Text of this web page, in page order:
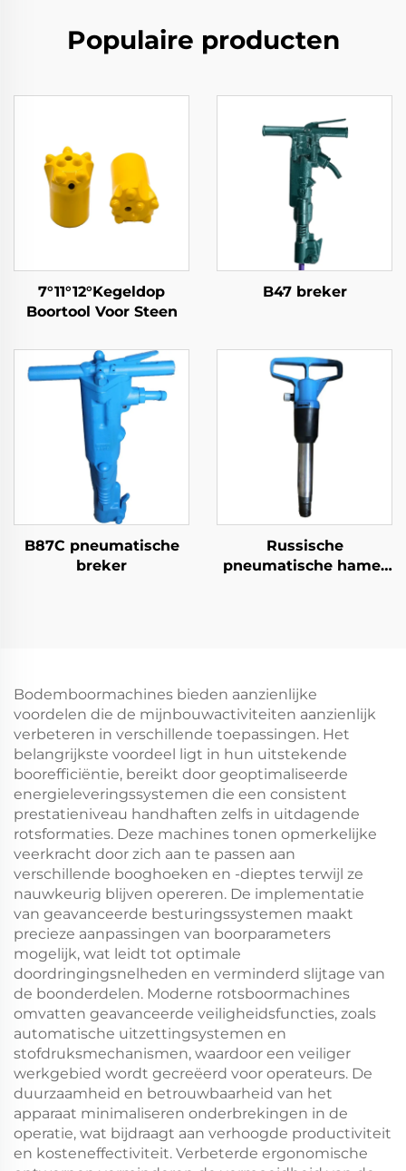
Populaire producten
7°11°12°Kegeldop
Boortool Voor Steen
B47 breker
B87C pneumatische
breker
Russische
pneumatische hamer
Bodemboormachines bieden aanzienlijke
voordelen die de mijnbouwactiviteiten aanzienlijk
verbeteren in verschillende toepassingen. Het
belangrijkste voordeel ligt in hun uitstekende
boorefficiëntie, bereikt door geoptimaliseerde
energieleveringssystemen die een consistent
prestatieniveau handhaften zelfs in uitdagende
rotsformaties. Deze machines tonen opmerkelijke
veerkracht door zich aan te passen aan
verschillende booghoeken en -dieptes terwijl ze
nauwkeurig blijven opereren. De implementatie
van geavanceerde besturingssystemen maakt
precieze aanpassingen van boorparameters
mogelijk, wat leidt tot optimale
doordringingsnelheden en verminderd slijtage van
de boonderdelen. Moderne rotsboormachines
omvatten geavanceerde veiligheidsfuncties, zoals
automatische uitzettingsystemen en
stofdruksmechanismen, waardoor een veiliger
werkgebied wordt gecreëerd voor operateurs. De
duurzaamheid en betrouwbaarheid van het
apparaat minimaliseren onderbrekingen in de
operatie, wat bijdraagt aan verhoogde productiviteit
en kosteneffectiviteit. Verbeterde ergonomische